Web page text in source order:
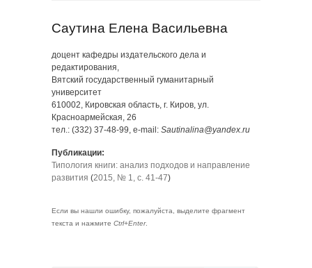
Саутина Елена Васильевна
доцент кафедры издательского дела и
редактирования,
Вятский государственный гуманитарный
университет
610002, Кировская область, г. Киров, ул.
Красноармейская, 26
тел.: (332) 37-48-99, e-mail: Sautinalina@yandex.ru
Публикации:
Типология книги: анализ подходов и направление
развития (2015, № 1, с. 41-47)
Если вы нашли ошибку, пожалуйста, выделите фрагмент
текста и нажмите Ctrl+Enter.